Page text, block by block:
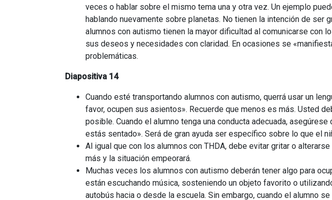
veces o hablar sobre el mismo tema una y otra vez. Un ejemplo
hablando nuevamente sobre planetas. No tienen la intención de
alumnos con autismo tienen la mayor dificultad al comunicarse con
sus deseos y necesidades con claridad. En ocasiones se
problemáticas.
Diapositiva 14
Cuando esté transportando alumnos con autismo, querrá usar un
favor, ocupen sus asientos». Recuerde que menos es más. Usted
posible. Cuando el alumno tenga una conducta adecuada,
estás sentado». Será de gran ayuda ser específico sobre lo que el
Al igual que con los alumnos con THDA, debe evitar gritar o
más y la situación empeorará.
Muchas veces los alumnos con autismo deberán tener algo para
están escuchando música, sosteniendo un objeto favorito o
autobús hacia o desde la escuela. Sin embargo, cuando el alumno